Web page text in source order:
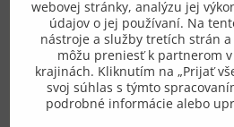
+421 908 549 649
eshop​@gresik​.sk
Osobný odber
webovej stránky, analýzu jej
údajov o jej používaní. Na
nástroje a služby tretích strán
môžu preniesť k partnerom v
krajinách. Kliknutím na „Prijať
svoj súhlas s týmto
podrobné informácie alebo